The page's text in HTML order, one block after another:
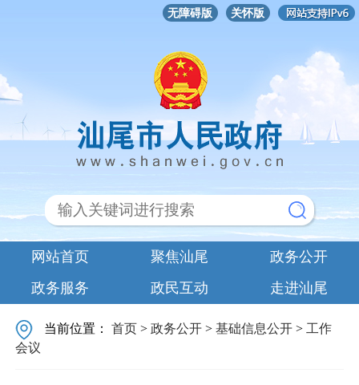
无障碍版 关怀版
网站首页 聚焦汕尾
政务公开
政务服务
政民互动 走进汕尾
当前位置：首页 >政务公开 >基础信息公开 > 工作
会议